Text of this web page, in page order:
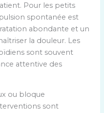
Pour les petits
spontanée est
abondante et un
la douleur. Les
sont souvent
attentive des
ou bloque
sont